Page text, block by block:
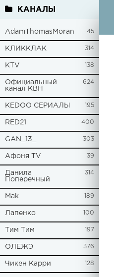
КАНАЛЫ
AdamThomasMoran 45
КЛИККЛАК 314
KTV 138
Официальный
канал КВН
624
KEDOO СЕРИАЛЫ 195
RED21 400
GAN_13_ 303
Афоня TV 39
Данила
Поперечный
314
Mak 189
Лапенко 100
Tим Тим 197
ОЛЕЖЭ 376
Чикен Карри 128